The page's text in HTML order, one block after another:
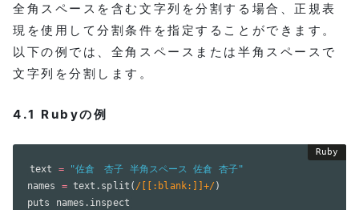
全角スペースを含む文字列を分割する場合、正規表
現を使用して分割条件を指定することができます。
以下の例では、全角スペースまたは半角スペースで
文字列を分割します。
4.1 Rubyの例
text =
"佐倉　杏子 半角スペース 佐倉 杏子"
names = text . split ( /[[:blank:]]+/ )
puts names .